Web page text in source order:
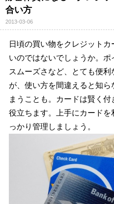
合い方
2013-03-06
日頃の買い物をクレジット
いのではないでしょうか。
スムーズさなど、とても便
が、使い方を間違えると知
まうことも。カードは賢く
役立ちます。上手にカード
っかり管理しましょう。